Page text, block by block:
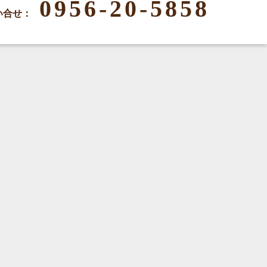
せ： 0956-20-5858